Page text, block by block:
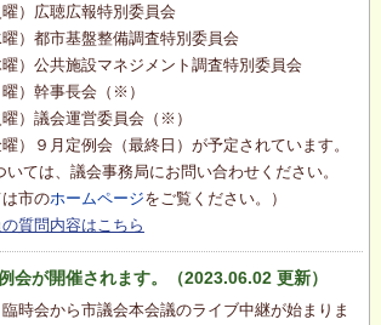
広聴広報特別委員会
都市基盤整備調査特別委員会
公共施設マネジメント調査特別委員会
幹事長会（※）
議会運営委員会（※）
９月定例会（最終日）が予定されています。
ては、議会事務局にお問い合わせください。
は市のホームページをご覧ください。）
質問内容はこちら
会が開催されます。（2023.06.02 更新）
時会から市議会本会議のライブ中継が始まりま